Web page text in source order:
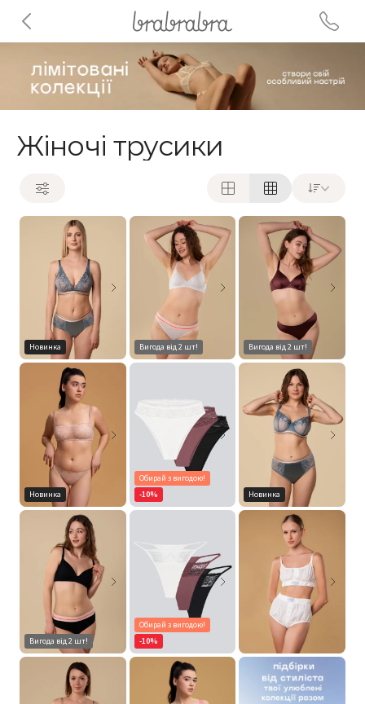
Жіночі трусики
Новинка Вигода від 2 шт! Вигода від 2 шт!
Новинка
Обирай з вигодою!
-10%
Новинка
Вигода від 2 шт!
Обирай з вигодою!
-10%